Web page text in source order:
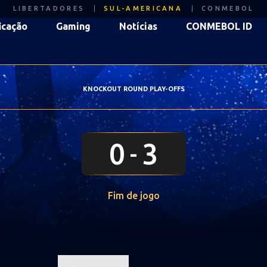
LIBERTADORES SUL-AMERICANA CONMEBOL
Gaming Notícias CONMEBOL ID
KNOCKOUT ROUND PLAY-OFFS
0 3
Fim de jogo